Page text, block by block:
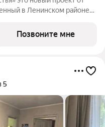
в Ленинском районе
панелей завода
Позвоните мне
5